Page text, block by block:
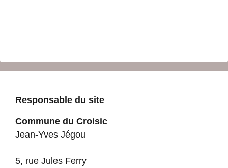
Responsable du site
Commune du Croisic
Jean-Yves Jégou
5, rue Jules Ferry